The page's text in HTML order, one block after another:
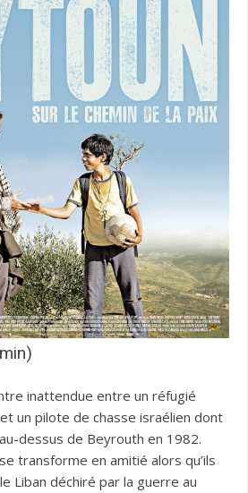
inattendue entre un réfugié
un pilote de chasse israélien dont
dessus de Beyrouth en 1982.
transforme en amitié alors qu’ils
Liban déchiré par la guerre au